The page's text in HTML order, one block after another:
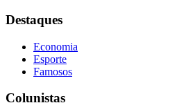
Destaques
Economia
Esporte
Famosos
Colunistas